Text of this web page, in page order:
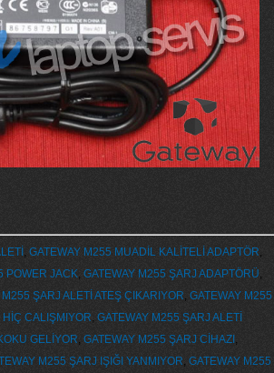
, GATEWAY M255 MUADİL KALİTELİ ADAPTÖR,
POWER JACK, GATEWAY M255 ŞARJ ADAPTÖRÜ,
M255 ŞARJ ALETİ ATEŞ ÇIKARIYOR, GATEWAY M255
CALIŞMIYOR, GATEWAY M255 ŞARJ ALETİ
GELİYOR, GATEWAY M255 ŞARJ CİHAZI ,
M255 ŞARJ IŞIĞI YANMIYOR, GATEWAY M255